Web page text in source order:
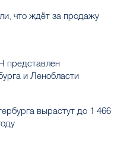
что ждёт за продажу
представлен
и Ленобласти
вырастут до 1 466